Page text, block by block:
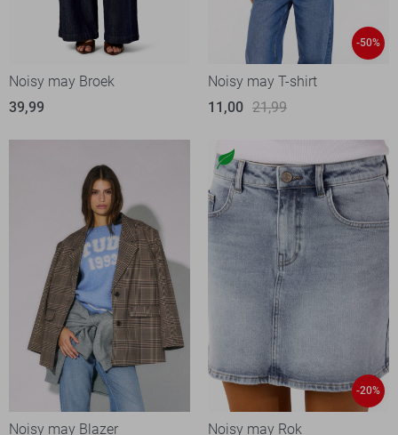
Noisy may Broek
39,99
-50%
Noisy may T-shirt
11,00 21,99
Noisy may Blazer
-20%
Noisy may Rok